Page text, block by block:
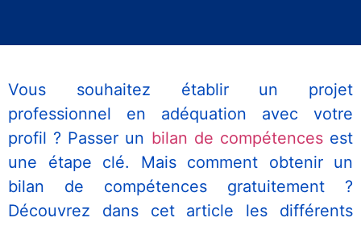
Vous souhaitez établir un projet
professionnel en adéquation avec votre
profil ? Passer un bilan de compétencesest
une étape clé. Mais comment obtenir un
bilan de compétences gratuitement ?
Découvrez dans cet article les différents